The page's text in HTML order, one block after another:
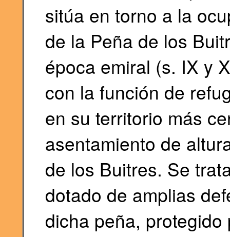
sitúa en torno a la
de la Peña de los
época emiral (s. IX y
con la función de
en su territorio más
asentamiento de
de los Buitres. Se
dotado de amplias
dicha peña,